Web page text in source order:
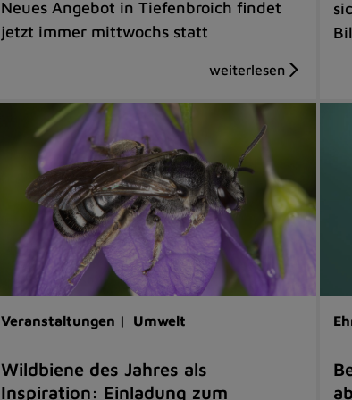
Neues Angebot in Tiefenbroich findet
jetzt immer mittwochs statt
Veranstaltungen | Umwelt
Wildbiene des Jahres als
Inspiration: Einladung zum